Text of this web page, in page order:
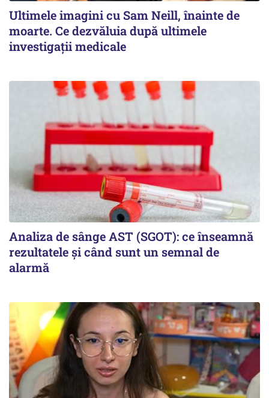
Ultimele imagini cu Sam Neill, înainte de
moarte. Ce dezvăluia după ultimele
investigații medicale
Analiza de sânge AST (SGOT): ce înseamnă
rezultatele și când sunt un semnal de
alarmă